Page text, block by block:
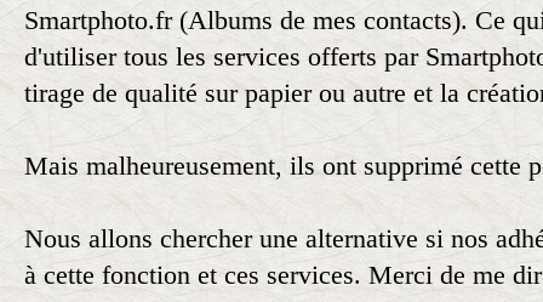
Smartphoto.fr (Albums de mes contacts). Ce
d'utiliser tous les services offerts par
tirage de qualité sur papier ou autre et la
Mais malheureusement, ils ont supprimé cette
Nous allons chercher une alternative si nos
à cette fonction et ces services. Merci de me